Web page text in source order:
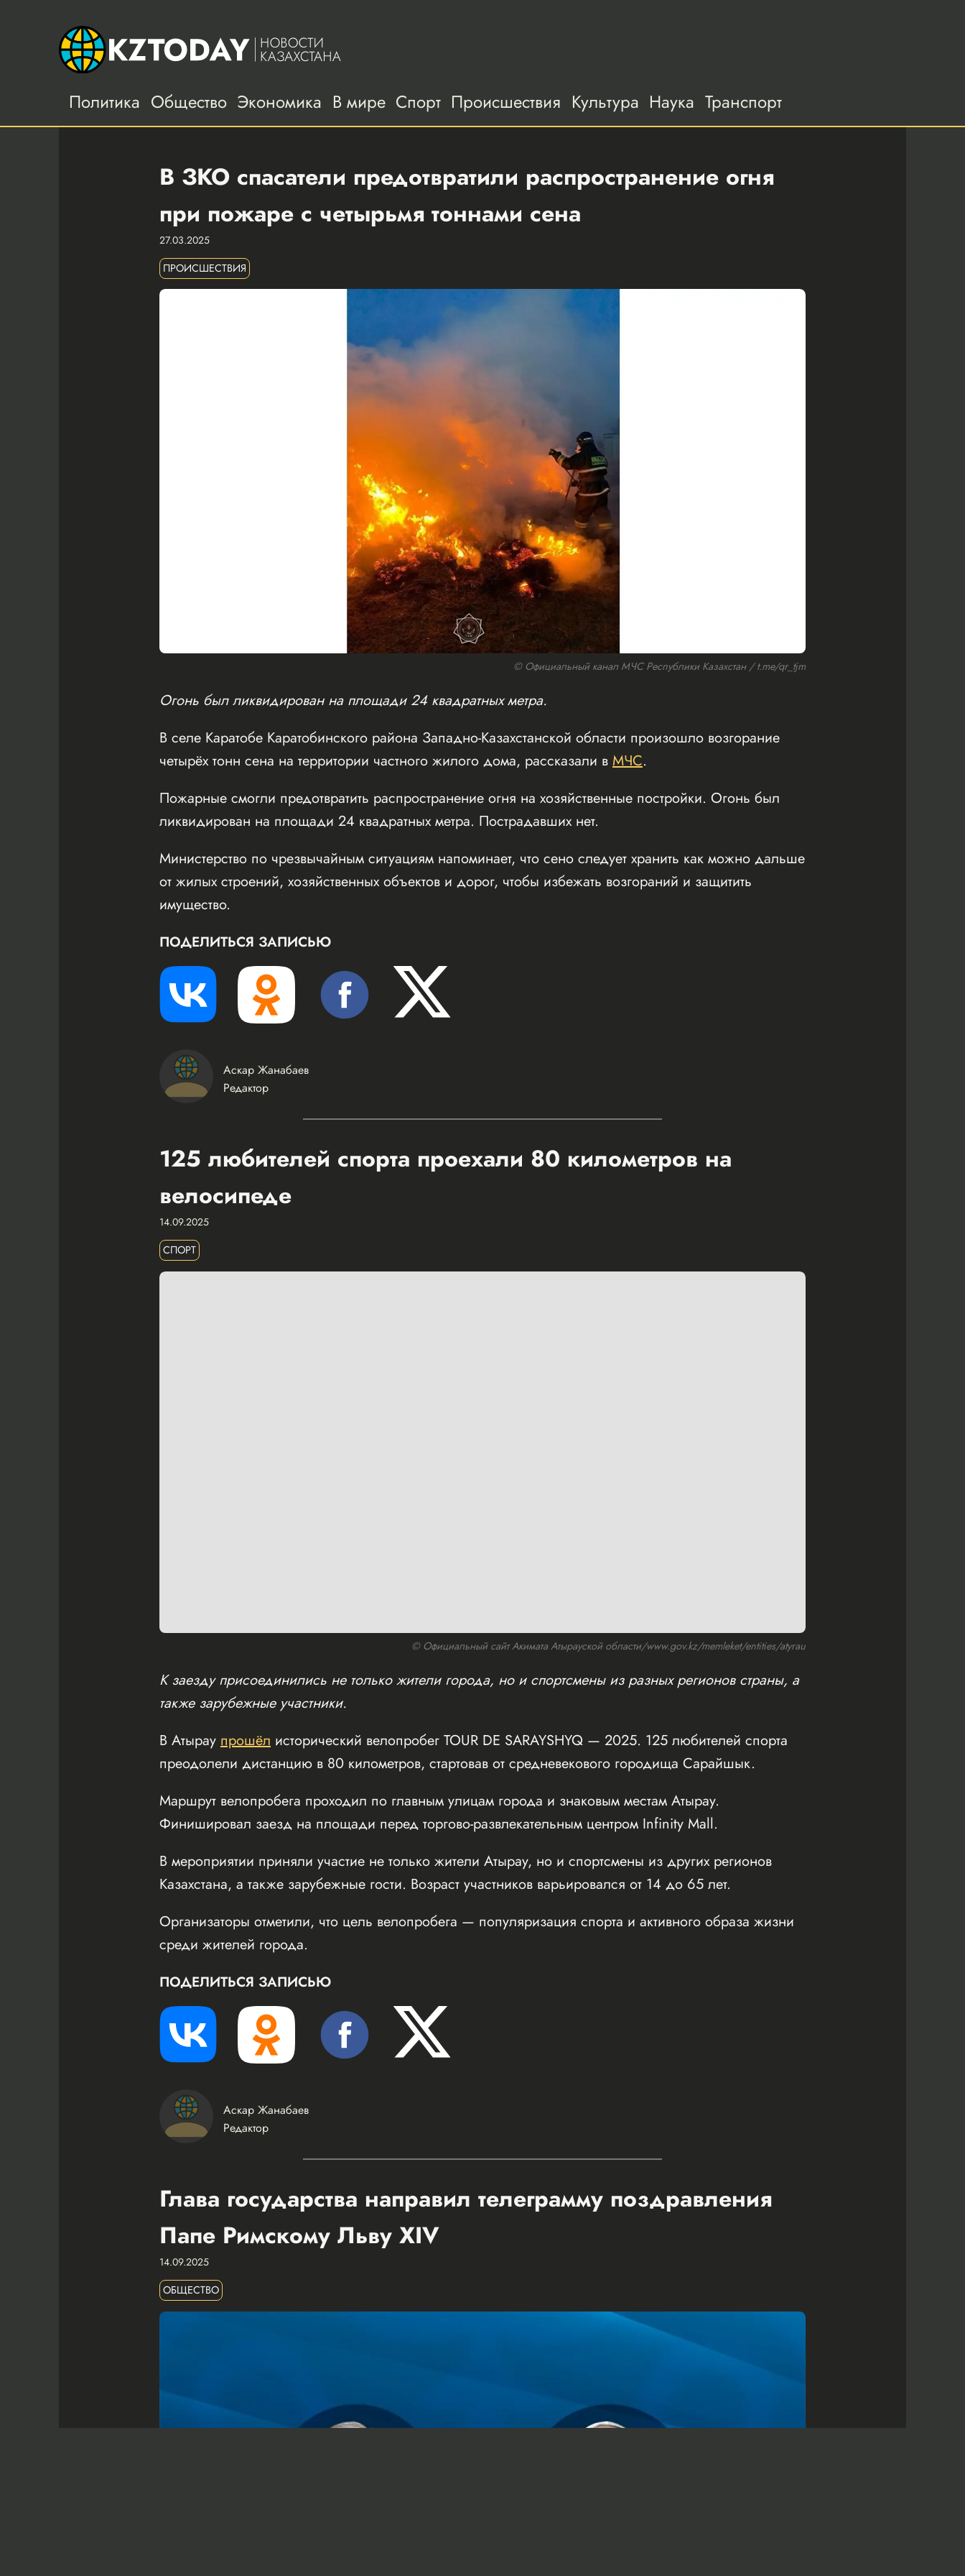
Политика Общество Экономика В мире Спорт Происшествия Культура Наука Транспорт
В ЗКО спасатели предотвратили распространение огня
при пожаре с четырьмя тоннами сена
27.03.2025
ПРОИСШЕСТВИЯ
© Официальный канал МЧС Республики Казахстан / t.me/qr_tjm
Огонь был ликвидирован на площади 24 квадратных метра.
В селе Каратобе Каратобинского района Западно-Казахстанской области произошло возгорание
четырёх тонн сена на территории частного жилого дома, рассказали в МЧС.
Пожарные смогли предотвратить распространение огня на хозяйственные постройки. Огонь был
ликвидирован на площади 24 квадратных метра. Пострадавших нет.
Министерство по чрезвычайным ситуациям напоминает, что сено следует хранить как можно дальше
от жилых строений, хозяйственных объектов и дорог, чтобы избежать возгораний и защитить
имущество.
ПОДЕЛИТЬСЯ ЗАПИСЬЮ
Аскар Жанабаев
Редактор
125 любителей спорта проехали 80 километров на
велосипеде
14.09.2025
СПОРТ
© Официальный сайт Акимата Атырауской области/www.gov.kz/memleket/entities/atyrau
К заезду присоединились не только жители города, но и спортсмены из разных регионов страны, а
также зарубежные участники.
В Атырау прошёл исторический велопробег TOUR DE SARAYSHYQ — 2025. 125 любителей спорта
преодолели дистанцию в 80 километров, стартовав от средневекового городища Сарайшык.
Маршрут велопробега проходил по главным улицам города и знаковым местам Атырау.
Финишировал заезд на площади перед торгово-развлекательным центром Infinity Mall.
В мероприятии приняли участие не только жители Атырау, но и спортсмены из других регионов
Казахстана, а также зарубежные гости. Возраст участников варьировался от 14 до 65 лет.
Организаторы отметили, что цель велопробега — популяризация спорта и активного образа жизни
среди жителей города.
ПОДЕЛИТЬСЯ ЗАПИСЬЮ
Аскар Жанабаев
Редактор
Глава государства направил телеграмму поздравления
Папе Римскому Льву XIV
14.09.2025
ОБЩЕСТВО